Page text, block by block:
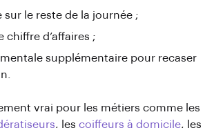
sur le reste de la journée ;
chiffre d’affaires ;
supplémentaire pour recaser
vrai pour les métiers comme les
, les coiffeurs à domicile, les